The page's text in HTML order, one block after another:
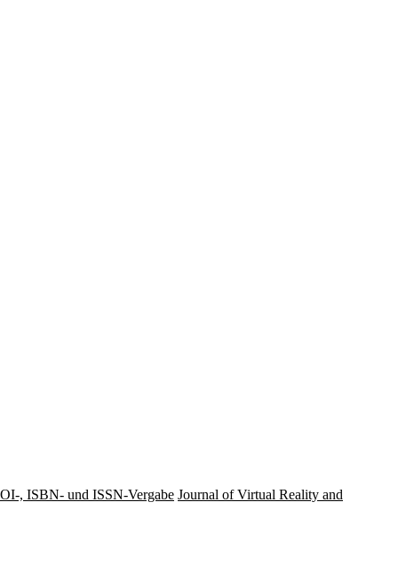
, ISBN- und ISSN-Vergabe Journal of Virtual Reality and